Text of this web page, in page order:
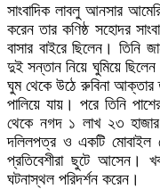
সাংবাদিক লাবলু আনসার
করেন তার কণিষ্ঠ সহোদর
বাসার বাইরে ছিলেন। তিনি
দুই সন্তান নিয়ে ঘুমিয়ে
ঘুম থেকে উঠে রুবিনা আক্তার
পালিয়ে যায়। পরে তিনি
থেকে নগদ ১ লাখ ২৩ হাজার
দলিলপত্র ও একটি মোবাইল
প্রতিবেশীরা ছুটে আসেন।
ঘটনাস্থল পরিদর্শন করেন।